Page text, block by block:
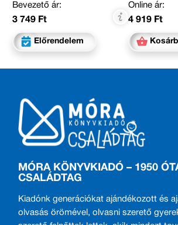
Bevezető ár:
3 749 Ft
Előrendelem
Online ár:
4 919 Ft
MÓRA KÖNYVKIADÓ – 1950
CSALÁDTAG
Kiadónk generációkat ajándékozott és
olvasás örömével, olvasni szerető